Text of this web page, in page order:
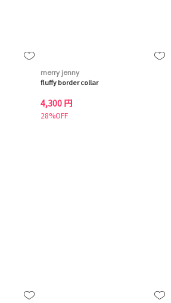
merry jenny
fluffy border collar
4,300 円
28%OFF